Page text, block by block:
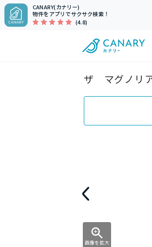
CANARY(カナリー)
物件をアプリでサクサク検索！
(4.8)
ザ マグノリ
画像を拡大